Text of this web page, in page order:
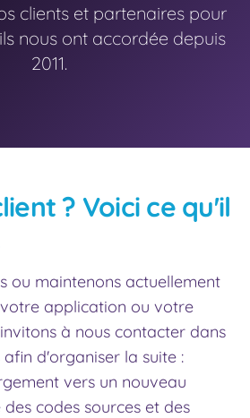
clients et partenaires pour
nous ont accordée depuis
2011.
? Voici ce qu'il
ou maintenons actuellement
application ou votre
à nous contacter dans
d'organiser la suite :
vers un nouveau
codes sources et des